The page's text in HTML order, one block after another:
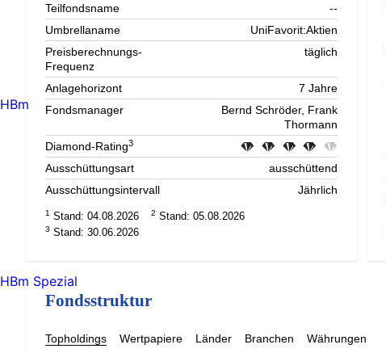
Teilfondsname
--
Umbrellaname
UniFavorit:Aktien
Preisberechnungs-
Frequenz
täglich
Anlagehorizont
7 Jahre
Fondsmanager
Bernd Schröder, Frank
Thormann
Diamond-Rating3
Ausschüttungsart
ausschüttend
Ausschüttungsintervall
Jährlich
1 Stand: 04.08.2026 2 Stand: 05.08.2026
3 Stand: 30.06.2026
Fondsstruktur
Topholdings Wertpapiere Länder Branchen Währungen
HBm
HBm Spezial